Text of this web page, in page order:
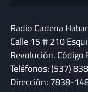
Radio Cadena
Calle 15 # 210
Revolución. Código
Teléfonos: (537)
Dirección: 7838-